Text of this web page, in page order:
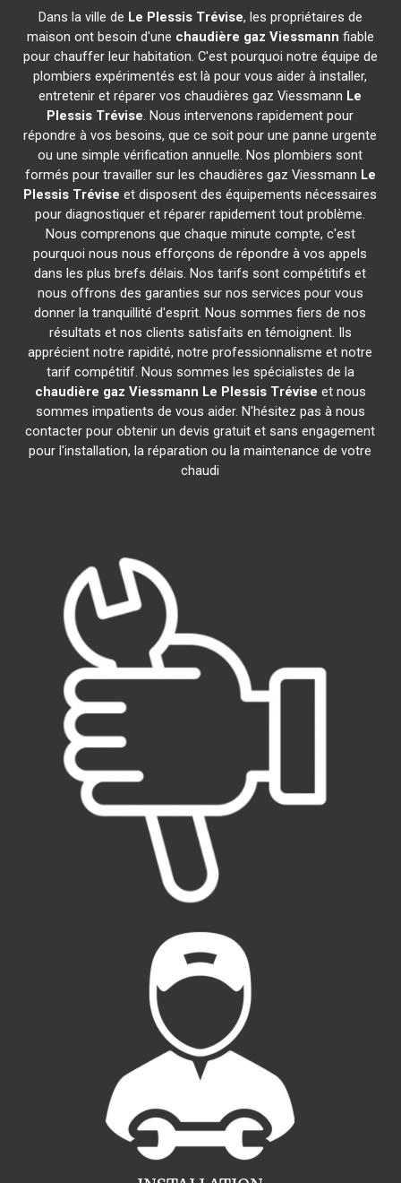
Dans la ville de Le Plessis Trévise, les propriétaires de
maison ont besoin d'une chaudière gaz Viessmann fiable
pour chauffer leur habitation. C'est pourquoi notre équipe de
plombiers expérimentés est là pour vous aider à installer,
entretenir et réparer vos chaudières gaz Viessmann Le
Plessis Trévise. Nous intervenons rapidement pour
répondre à vos besoins, que ce soit pour une panne urgente
ou une simple vérification annuelle. Nos plombiers sont
formés pour travailler sur les chaudières gaz Viessmann Le
Plessis Trévise et disposent des équipements nécessaires
pour diagnostiquer et réparer rapidement tout problème.
Nous comprenons que chaque minute compte, c'est
pourquoi nous nous efforçons de répondre à vos appels
dans les plus brefs délais. Nos tarifs sont compétitifs et
nous offrons des garanties sur nos services pour vous
donner la tranquillité d'esprit. Nous sommes fiers de nos
résultats et nos clients satisfaits en témoignent. Ils
apprécient notre rapidité, notre professionnalisme et notre
tarif compétitif. Nous sommes les spécialistes de la
chaudière gaz Viessmann Le Plessis Trévise et nous
sommes impatients de vous aider. N'hésitez pas à nous
contacter pour obtenir un devis gratuit et sans engagement
pour l'installation, la réparation ou la maintenance de votre
chaudi